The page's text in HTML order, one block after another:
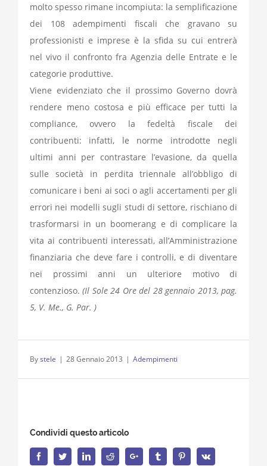
molto spesso rimane incompiuta: la semplificazione
dei 108 adempimenti fiscali che gravano su
professionisti e imprese è la sfida su cui entrerà
nel vivo il confronto fra Agenzia delle Entrate e le
categorie produttive.
Viene evidenziato che il prossimo Governo dovrà
rendere meno costosa e più efficace per tutti la
compliance, ovvero la fedeltà fiscale dei
contribuenti: infatti, le norme introdotte negli
ultimi anni per contrastare l’evasione, da quella
sulle società in perdita triennale all’obbligo di
comunicare i beni ai soci o agli accertamenti per gli
errori nei modelli sugli studi di settore, rischiano di
trasformarsi in un boomerang e di complicare la
vita ai contribuenti interessati, all’Amministrazione
finanziaria che deve fare i controlli, e di diventare
nei prossimi anni un ulteriore motivo di
contenzioso.(Il Sole 24 Ore del 28 gennaio 2013, pag.
5, V. Me., G. Par. )
Bystele | 28 Gennaio 2013 | Adempimenti
Condividi questo articolo
FacebookTwitterLinkedInReddit Google+ Tumblr PinterestVk